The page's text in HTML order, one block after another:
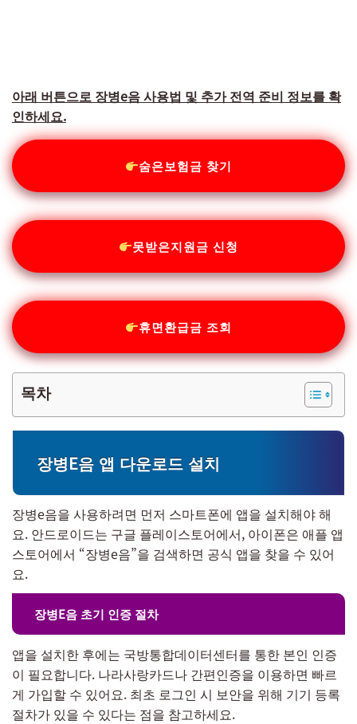
아래 버튼으로 장병e음 사용법 및 추가 전역 준비 정보를 확
인하세요.
숨은보험금 찾기
못받은지원금 신청
휴면환급금 조회
목차
장병E음 앱 다운로드 설치
장병e음을 사용하려면 먼저 스마트폰에 앱을 설치해야 해
요. 안드로이드는 구글 플레이스토어에서, 아이폰은 애플 앱
스토어에서 “장병e음”을 검색하면 공식 앱을 찾을 수 있어
요.
장병E음 초기 인증 절차
앱을 설치한 후에는 국방통합데이터센터를 통한 본인 인증
이 필요합니다. 나라사랑카드나 간편인증을 이용하면 빠르
게 가입할 수 있어요. 최초 로그인 시 보안을 위해 기기 등록
절차가 있을 수 있다는 점을 참고하세요.